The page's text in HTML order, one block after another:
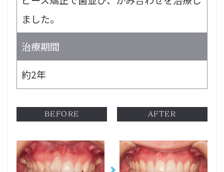
ました。
治療期間
約2年
BEFORE AFTER